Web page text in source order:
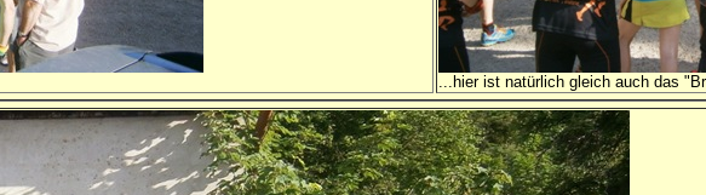
...hier ist natürlich gleich auch das